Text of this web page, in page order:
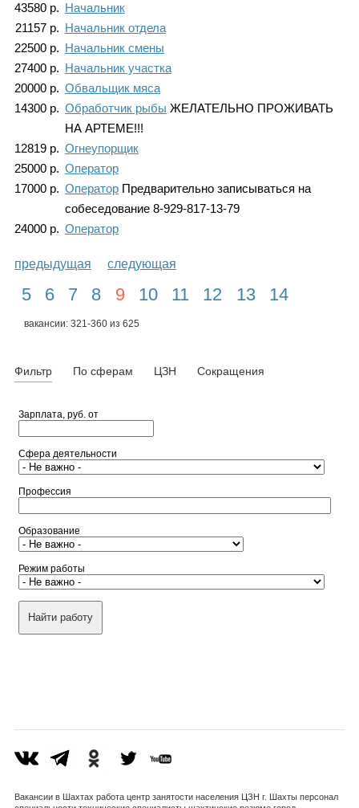
43580р. Начальник
21157р. Начальник отдела
22500р. Начальник смены
27400р. Начальник участка
20000р. Обвальщик мяса
14300р. Обработчик рыбы ЖЕЛАТЕЛЬНО ПРОЖИВАТЬ
НА АРТЕМЕ!!!
12819р. Огнеупорщик
25000р. Оператор
17000р. Оператор Предварительно записываться на
собеседование 8-929-817-13-79
24000р. Оператор
предыдущая следующая
5 6 7 8 9 10 11 12 13 14
вакансии: 321-360 из 625
Фильтр
Зарплата, руб. от
Сфера деятельности
Профессия
Образование
Режим работы
По сферам ЦЗН Сокращения
Вакансии в Шахтах работа центр занятости населения ЦЗН г. Шахты персонал